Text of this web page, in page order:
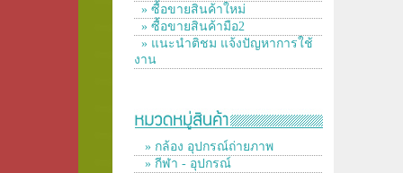
» ซื้อขายสินค้าใหม่
» ซื้อขายสินค้ามือ2
» แนะนำติชม แจ้งปัญหาการใช้
งาน
» กล้อง อุปกรณ์ถ่ายภาพ
» กีฬา - อุปกรณ์